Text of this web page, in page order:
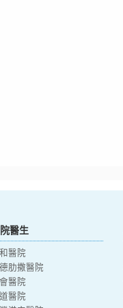
醫生
醫院
肋撒醫院
醫院
醫院